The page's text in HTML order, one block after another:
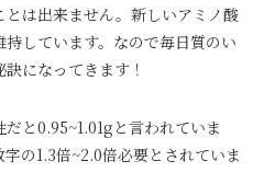
は出来ません。新しいアミノ酸
しています。なので毎日質のい
になってきます！
と0.95~1.01gと言われていま
の1.3倍~2.0倍必要とされていま